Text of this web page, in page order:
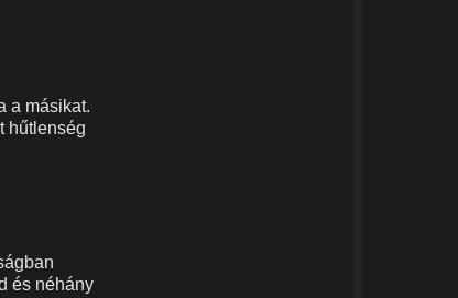
a másikat.
hűtlenség
és néhány